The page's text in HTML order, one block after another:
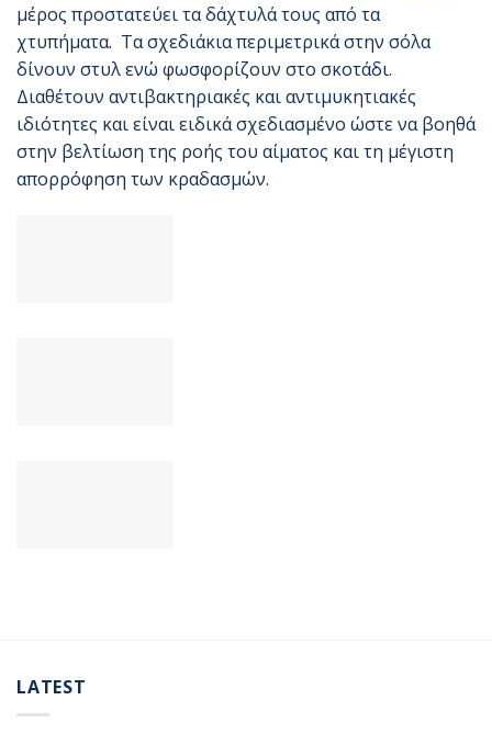
μέρος προστατεύει τα δάχτυλά τους από τα
χτυπήματα. Τα σχεδιάκια περιμετρικά στην σόλα
δίνουν στυλ ενώ φωσφορίζουν στο σκοτάδι.
Διαθέτουν αντιβακτηριακές και αντιμυκητιακές
ιδιότητες και είναι ειδικά σχεδιασμένο ώστε να βοηθά
στην βελτίωση της ροής του αίματος και τη μέγιστη
απορρόφηση των κραδασμών.
LATEST